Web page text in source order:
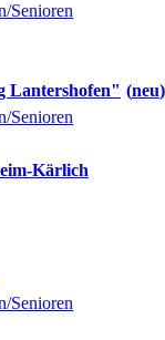
Senioren
Lantershofen"
neu
Senioren
Kärlich
Senioren